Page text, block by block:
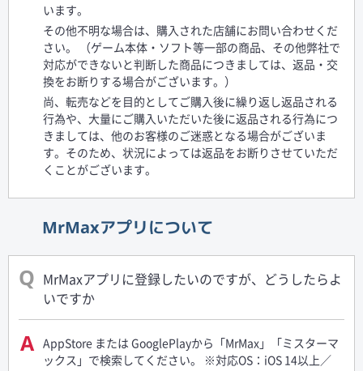
います。
その他不明な場合は、購入された店舗にお問い合わせくだ
さい。 （ゲーム本体・ソフト等一部の商品、その他弊社で
対応ができないと判断した商品につきましては、返品・交
換をお断りする場合がございます。）
尚、転売などを目的としてご購入後に繰り返し返品される
行為や、大量にご購入いただいた後に返品される行為につ
きましては、他のお客様のご迷惑となる場合がございま
す。そのため、状況によっては返品をお断りさせていただ
くことがございます。
MrMaxアプリについて
MrMaxアプリに登録したいのですが、どうしたらよ
いですか
AppStore または GooglePlayから「MrMax」「ミスターマ
ックス」で検索してください。 ※対応OS：iOS 14以上／